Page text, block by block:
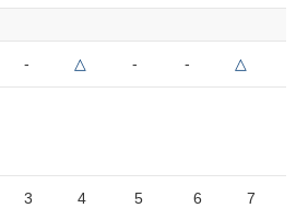
- △ - - △
3 4 5 6 7